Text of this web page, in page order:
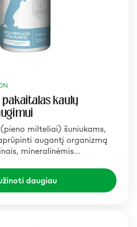
kaulų
milteliai) šuniukams,
augantį organizmą
mineralinėmis…
daugiau